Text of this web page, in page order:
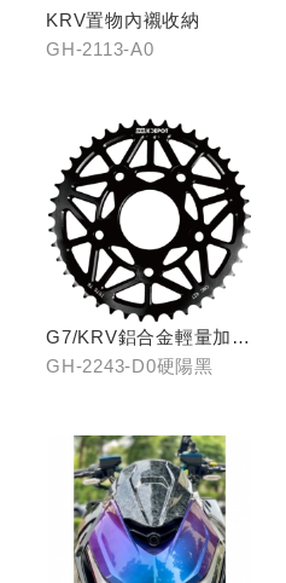
KRV置物內襯收納
GH-2113-A0
G7/KRV鋁合金輕量加大
齒盤42T-硬陽黑
GH-2243-D0硬陽黑